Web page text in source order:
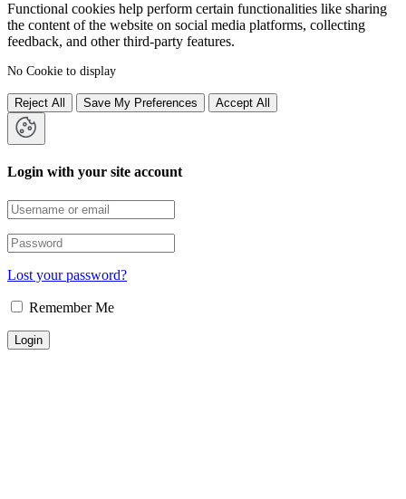
Functional cookies help perform certain functionalities like sharing
the content of the website on social media platforms, collecting
feedback, and other third-party features.
No Cookie to display
Reject All Save My Preferences Accept All
Login with your site account
Lost your password?
Remember Me